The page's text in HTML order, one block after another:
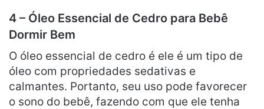
4 – Óleo Essencial de Cedro para Bebê
Dormir Bem
O óleo essencial de cedro é ele é um tipo de
óleo com propriedades sedativas e
calmantes. Portanto, seu uso pode favorecer
o sono do bebê, fazendo com que ele tenha